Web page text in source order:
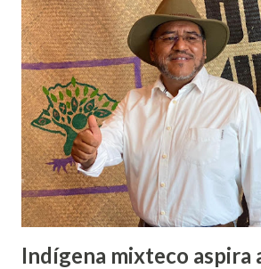
régimen disciplinarios y en ese
Consejo para que ellos participen y
como el programa de prevención del
las estrategias que se tengan que
de seguridad son tomadas por el
importante que este se instale, ya que
oleada de robo de ...
Indígena mixteco aspira